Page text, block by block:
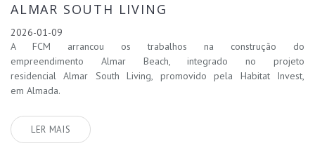
ALMAR SOUTH LIVING
2026-01-09
A FCM arrancou os trabalhos na construção do
empreendimento Almar Beach, integrado no projeto
residencial Almar South Living, promovido pela Habitat Invest,
em Almada.
LER MAIS